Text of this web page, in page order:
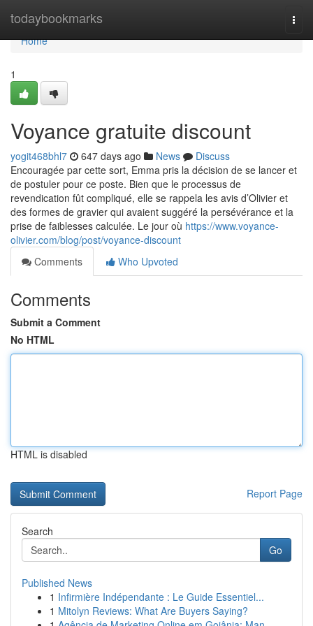
todaybookmarks
Home
Home
1
Voyance gratuite discount
yogit468bhl7 647 days ago News
Discuss
Encouragée par cette sort, Emma pris la décision de se lancer et
de postuler pour ce poste. Bien que le processus de
revendication fût compliqué, elle se rappela les avis d’Olivier et
des formes de gravier qui avaient suggéré la persévérance et la
prise de faiblesses calculée. Le jour où https://www.voyance-
olivier.com/blog/post/voyance-discount
Comments
Who Upvoted
Comments
Submit a Comment
No HTML
HTML is disabled
Report Page
Search
Go
Published News
1 Infirmière Indépendante : Le Guide Essentiel...
1 Mitolyn Reviews: What Are Buyers Saying?